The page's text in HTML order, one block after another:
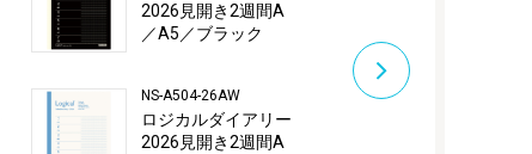
2026見開き2週間A
／A5／ブラック
NS-A504-26AW
ロジカルダイアリー
2026見開き2週間A